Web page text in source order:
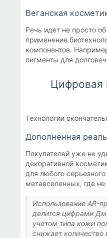
Веганская
Речь идет не просто
применение
компонентов.
пигменты для
Цифровая
Технологии
Дополненная
Покупателей уже не
декоративной
для любого
метавселенных, где
Использование AR-
делится цифрами
учетом типа кожи
снижает количество